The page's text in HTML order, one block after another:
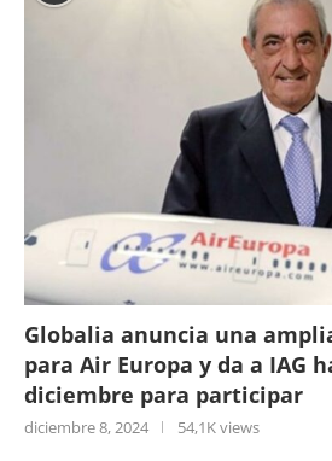
Globalia anuncia una
para Air Europa y da a IAG
diciembre para participar
diciembre 8, 2024 54,1K views